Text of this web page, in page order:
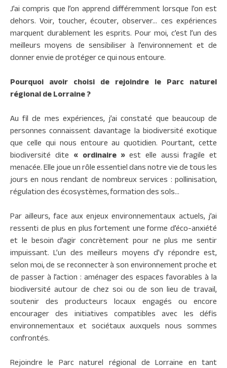
J’ai compris que l’on apprend différemment lorsque l’on est
dehors. Voir, toucher, écouter, observer… ces expériences
marquent durablement les esprits. Pour moi, c’est l’un des
meilleurs moyens de sensibiliser à l’environnement et de
donner envie de protéger ce qui nous entoure.
Pourquoi avoir choisi de rejoindre le Parc naturel
régional de Lorraine ?
Au fil de mes expériences, j’ai constaté que beaucoup de
personnes connaissent davantage la biodiversité exotique
que celle qui nous entoure au quotidien. Pourtant, cette
biodiversité dite « ordinaire »est elle aussi fragile et
menacée. Elle joue un rôle essentiel dans notre vie de tous les
jours en nous rendant de nombreux services : pollinisation,
régulation des écosystèmes, formation des sols…
Par ailleurs, face aux enjeux environnementaux actuels, j’ai
ressenti de plus en plus fortement une forme d’éco-anxiété
et le besoin d’agir concrètement pour ne plus me sentir
impuissant. L’un des meilleurs moyens d’y répondre est,
selon moi, de se reconnecter à son environnement proche et
de passer à l’action : aménager des espaces favorables à la
biodiversité autour de chez soi ou de son lieu de travail,
soutenir des producteurs locaux engagés ou encore
encourager des initiatives compatibles avec les défis
environnementaux et sociétaux auxquels nous sommes
confrontés.
Rejoindre le Parc naturel régional de Lorraine en tant